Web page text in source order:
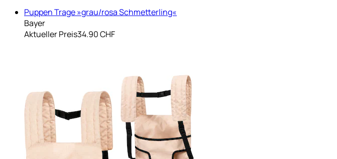
Puppen Trage »grau/rosa Schmetterling«
Bayer
Aktueller Preis34.90 CHF